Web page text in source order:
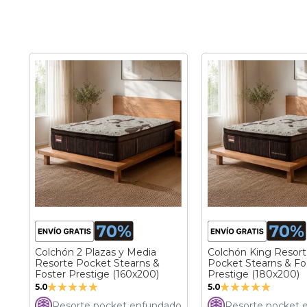
Colchón 2 Plazas y Media
Resorte Pocket Stearns &
Foster Prestige (160x200)
Valoración:
100%
5.0
Colchón King
Pocket Stearns &
Prestige (180x200)
Valoración:
100%
5.0